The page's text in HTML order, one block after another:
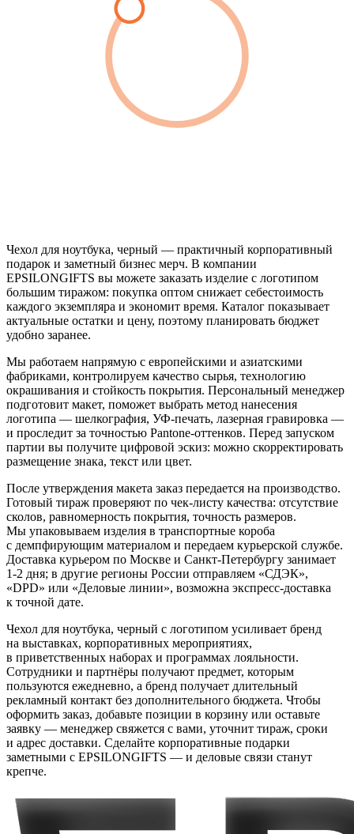
Чехол для ноутбука, черный — практичный корпоративный
подарок и заметный бизнес мерч. В компании
EPSILONGIFTS вы можете заказать изделие с логотипом
большим тиражом: покупка оптом снижает себестоимость
каждого экземпляра и экономит время. Каталог показывает
актуальные остатки и цену, поэтому планировать бюджет
удобно заранее.
Мы работаем напрямую с европейскими и азиатскими
фабриками, контролируем качество сырья, технологию
окрашивания и стойкость покрытия. Персональный менеджер
подготовит макет, поможет выбрать метод нанесения
логотипа — шелкография, УФ-печать, лазерная гравировка —
и проследит за точностью Pantone-оттенков. Перед запуском
партии вы получите цифровой эскиз: можно скорректировать
размещение знака, текст или цвет.
После утверждения макета заказ передается на производство.
Готовый тираж проверяют по чек-листу качества: отсутствие
сколов, равномерность покрытия, точность размеров.
Мы упаковываем изделия в транспортные короба
с демпфирующим материалом и передаем курьерской службе.
Доставка курьером по Москве и Санкт-Петербургу занимает
1-2 дня; в другие регионы России отправляем «СДЭК»,
«DPD» или «Деловые линии», возможна экспресс-доставка
к точной дате.
Чехол для ноутбука, черный с логотипом усиливает бренд
на выставках, корпоративных мероприятиях,
в приветственных наборах и программах лояльности.
Сотрудники и партнёры получают предмет, которым
пользуются ежедневно, а бренд получает длительный
рекламный контакт без дополнительного бюджета. Чтобы
оформить заказ, добавьте позиции в корзину или оставьте
заявку — менеджер свяжется с вами, уточнит тираж, сроки
и адрес доставки. Сделайте корпоративные подарки
заметными с EPSILONGIFTS — и деловые связи станут
крепче.